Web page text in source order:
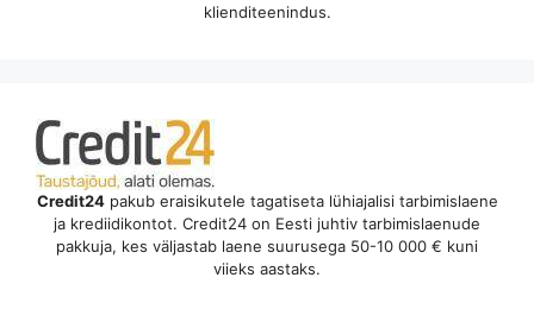
klienditeenindus.
Credit24pakub eraisikutele tagatiseta lühiajalisi tarbimislaene
ja krediidikontot. Credit24 on Eesti juhtiv tarbimislaenude
pakkuja, kes väljastab laene suurusega 50-10 000 € kuni
viieks aastaks.